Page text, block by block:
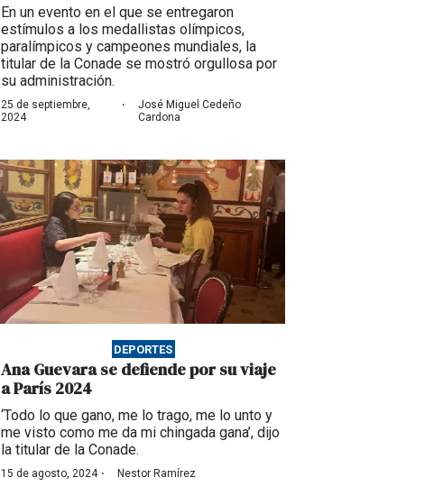
En un evento en el que se entregaron
estímulos a los medallistas olímpicos,
paralímpicos y campeones mundiales, la
titular de la Conade se mostró orgullosa por
su administración.
25 de septiembre,
2024
·
José Miguel Cedeño
Cardona
DEPORTES
Ana Guevara se defiende por su viaje
a París 2024
‘Todo lo que gano, me lo trago, me lo unto y
me visto como me da mi chingada gana’, dijo
la titular de la Conade.
15 de agosto, 2024· Nestor Ramírez